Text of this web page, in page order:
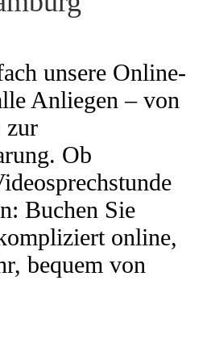
unsere Online-
Anliegen – von
zur
Ob
Buchen Sie
online,
bequem von